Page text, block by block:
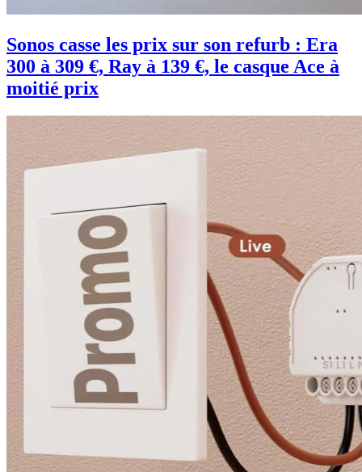
Sonos casse les prix sur son refurb : Era
300 à 309 €, Ray à 139 €, le casque Ace à
moitié prix